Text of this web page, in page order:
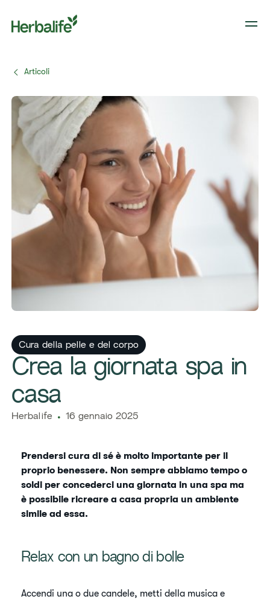
Articoli
Cura della pelle e del corpo
Crea la giornata spa in
casa
Herbalife 16 gennaio 2025
Prendersi cura di sé è molto importante per il
proprio benessere. Non sempre abbiamo tempo o
soldi per concederci una giornata in una spa ma
è possibile ricreare a casa propria un ambiente
simile ad essa.
Relax con un bagno di bolle
Accendi una o due candele, metti della musica e